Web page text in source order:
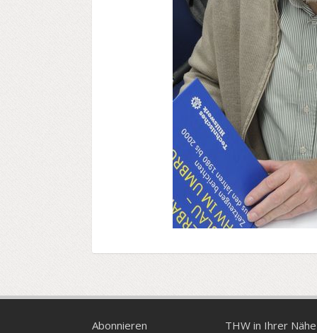
Abonnieren
THW in Ihrer Nähe